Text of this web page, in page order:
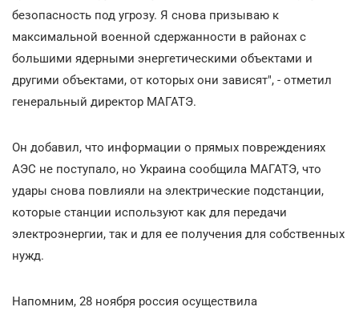
безопасность под угрозу. Я снова призываю к
максимальной военной сдержанности в районах с
большими ядерными энергетическими объектами и
другими объектами, от которых они зависят", - отметил
генеральный директор МАГАТЭ.
Он добавил, что информации о прямых повреждениях
АЭС не поступало, но Украина сообщила МАГАТЭ, что
удары снова повлияли на электрические подстанции,
которые станции используют как для передачи
электроэнергии, так и для ее получения для собственных
нужд.
Напомним, 28 ноября россия осуществила